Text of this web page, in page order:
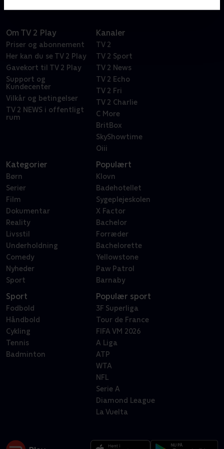
Om TV 2 Play
Priser og abonnement
Her kan du se TV 2 Play
Gavekort til TV 2 Play
Support og
Kundecenter
Vilkår og betingelser
TV 2 NEWS i offentligt
rum
Kanaler
TV 2
TV 2 Sport
TV 2 News
TV 2 Echo
TV 2 Fri
TV 2 Charlie
C More
BritBox
SkyShowtime
Oiii
Kategorier
Børn
Serier
Film
Dokumentar
Reality
Livsstil
Underholdning
Comedy
Nyheder
Sport
Populært
Klovn
Badehotellet
Sygeplejeskolen
X Factor
Bachelor
Forræder
Bachelorette
Yellowstone
Paw Patrol
Barnaby
Sport
Fodbold
Håndbold
Cykling
Tennis
Badminton
Populær sport
3F Superliga
Tour de France
FIFA VM 2026
A Liga
ATP
WTA
NFL
Serie A
Diamond League
La Vuelta